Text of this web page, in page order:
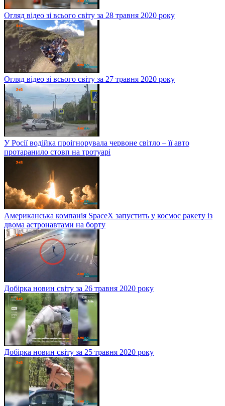
Огляд відео зі всього світу за 28 травня 2020 року
Огляд відео зі всього світу за 27 травня 2020 року
У Росії водійка проігнорувала червоне світло – її авто
протаранило стовп на тротуарі
Американська компанія SpaceX запустить у космос ракету із
двома астронавтами на борту
Добірка новин світу за 26 травня 2020 року
Добірка новин світу за 25 травня 2020 року